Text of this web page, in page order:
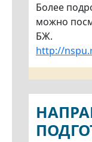
Более
можно
БЖ.
http://